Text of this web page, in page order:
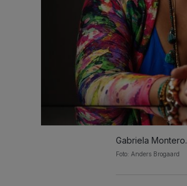
Gabriela Montero.
Foto: Anders Brogaard